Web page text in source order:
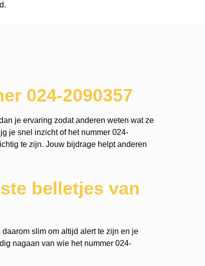
024-2090357
je ervaring zodat anderen weten wat ze
je snel inzicht of het nummer 024-
te zijn. Jouw bijdrage helpt anderen
belletjes van
slim om altijd alert te zijn en je
nagaan van wie het nummer 024-